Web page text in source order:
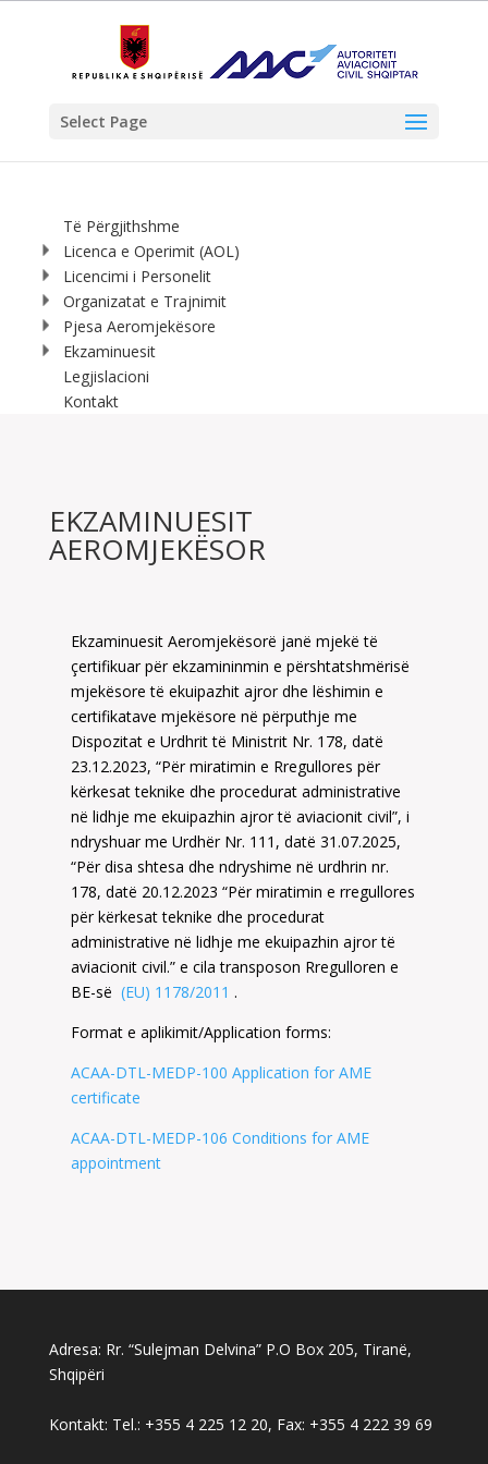
Select Page
Të Përgjithshme
Licenca e Operimit (AOL)
Licencimi i Personelit
Organizatat e Trajnimit
Pjesa Aeromjekësore
Ekzaminuesit
Legjislacioni
Kontakt
EKZAMINUESIT
AEROMJEKËSOR
Ekzaminuesit Aeromjekësorë janë mjekë të
çertifikuar për ekzamininmin e përshtatshmërisë
mjekësore të ekuipazhit ajror dhe lëshimin e
certifikatave mjekësore në përputhje me
Dispozitat e Urdhrit të Ministrit Nr. 178, datë
23.12.2023, “Për miratimin e Rregullores për
kërkesat teknike dhe procedurat administrative
në lidhje me ekuipazhin ajror të aviacionit civil”, i
ndryshuar me Urdhër Nr. 111, datë 31.07.2025,
“Për disa shtesa dhe ndryshime në urdhrin nr.
178, datë 20.12.2023 “Për miratimin e rregullores
për kërkesat teknike dhe procedurat
administrative në lidhje me ekuipazhin ajror të
aviacionit civil.” e cila transposon Rregulloren e
BE-së (EU) 1178/2011 .
Format e aplikimit/Application forms:
ACAA-DTL-MEDP-100 Application for AME
certificate
ACAA-DTL-MEDP-106 Conditions for AME
appointment
Adresa: Rr. “Sulejman Delvina” P.O Box 205, Tiranë,
Shqipëri
Kontakt: Tel.: +355 4 225 12 20, Fax: +355 4 222 39 69